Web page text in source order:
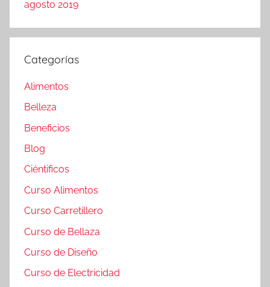
agosto 2019
Categorías
Alimentos
Belleza
Beneficios
Blog
Ciéntificos
Curso Alimentos
Curso Carretillero
Curso de Bellaza
Curso de Diseño
Curso de Electricidad